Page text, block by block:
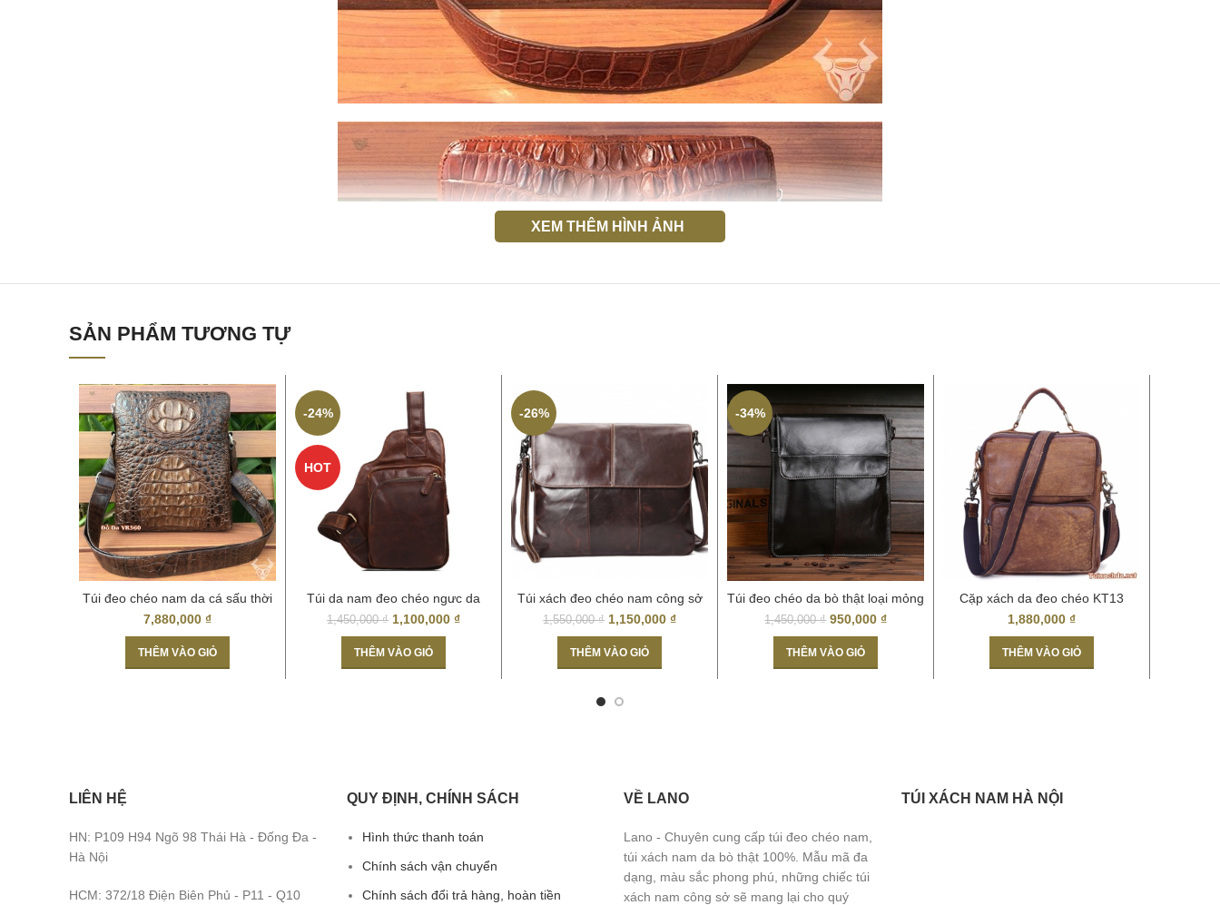
XEM THÊM HÌNH ẢNH
SẢN PHẨM TƯƠNG TỰ
Túi đeo chéo nam da cá sấu thời
trang tiện lợi
7,880,000 ₫
THÊM VÀO GIỎ
-24%
HOT
Túi da nam đeo chéo ngưc da
thật Hà Nội TDL03
1,450,000₫ 1,100,000 ₫
THÊM VÀO GIỎ
-26%
Túi xách đeo chéo nam công sở
đựng tài liệu A4, iPad mới 2017
1,550,000₫ 1,150,000 ₫
THÊM VÀO GIỎ
-34%
Túi đeo chéo da bò thật loại mỏng
KT010
1,450,000₫ 950,000 ₫
THÊM VÀO GIỎ
Cặp xách da đeo chéo KT13
1,880,000 ₫
THÊM VÀO GIỎ
LIÊN HỆ
HN: P109 H94 Ngõ 98 Thái Hà - Đống Đa -
Hà Nội
HCM: 372/18 Điện Biên Phủ - P11 - Q10
QUY ĐỊNH, CHÍNH SÁCH
Hình thức thanh toán
Chính sách vận chuyển
Chính sách đổi trả hàng, hoàn tiền
VỀ LANO
Lano - Chuyên cung cấp túi đeo chéo nam,
túi xách nam da bò thật 100%. Mẫu mã đa
dạng, màu sắc phong phú, những chiếc túi
xách nam công sở sẽ mang lại cho quý
TÚI XÁCH NAM HÀ NỘI